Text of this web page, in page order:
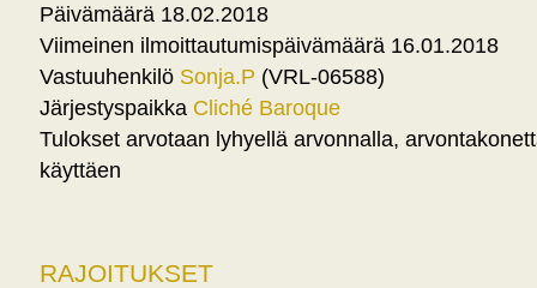
Päivämäärä 18.02.2018
Viimeinen ilmoittautumispäivämäärä 16.01.2018
Vastuuhenkilö Sonja.P (VRL-06588)
Järjestyspaikka Cliché Baroque
Tulokset arvotaan lyhyellä arvonnalla,
käyttäen
RAJOITUKSET